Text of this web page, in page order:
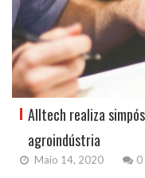
Alltech realiza
agroindústria
Maio 14, 2020 0